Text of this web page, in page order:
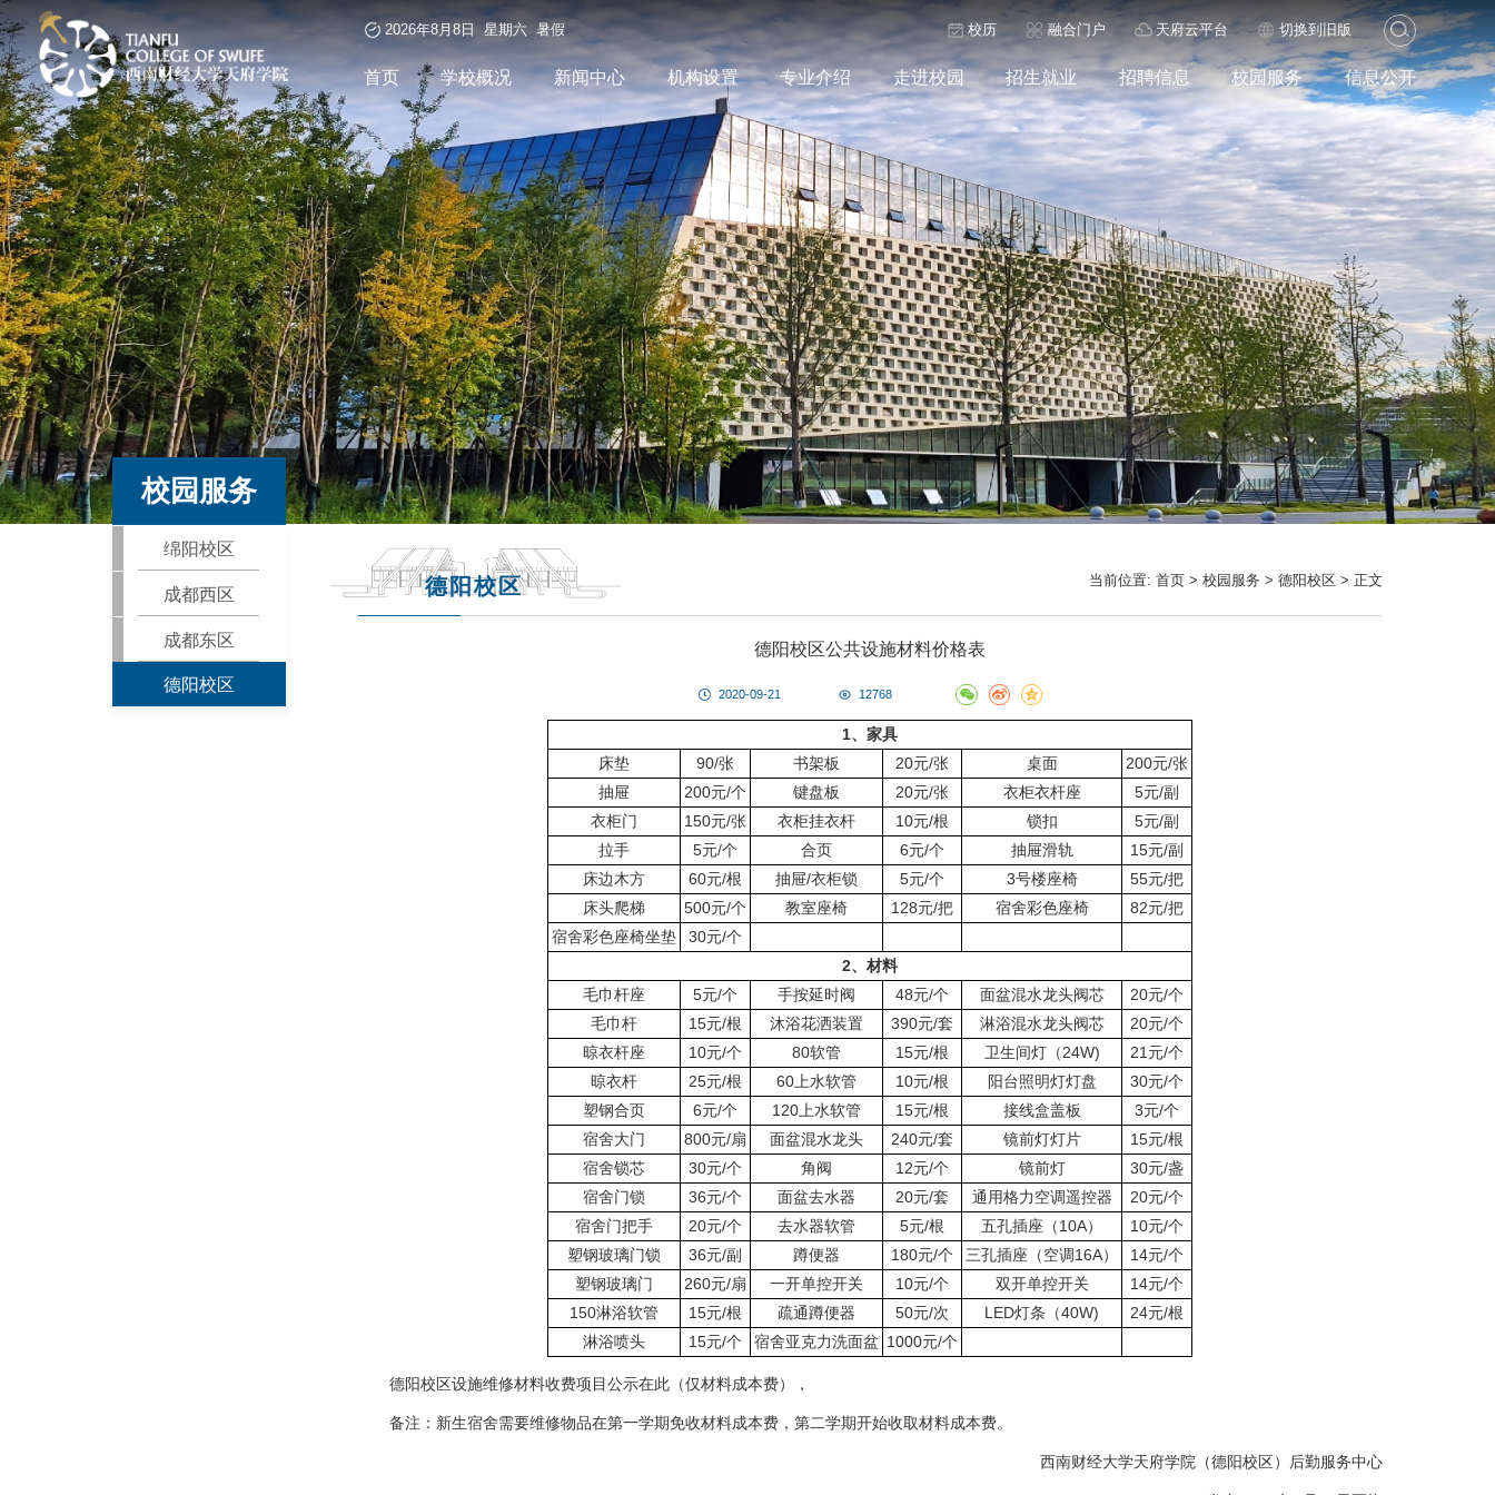
2026年8月8日 星期六 暑假 校历 融合门户 天府云平台 切换到旧版
首页 学校概况 新闻中心 机构设置 专业介绍 走进校园 招生就业 招聘信息 校园服务 信息公开
校园服务
绵阳校区
成都西区
成都东区
德阳校区
德阳校区 当前位置:首页 >校园服务 >德阳校区 > 正文
德阳校区公共设施材料价格表
2020-09-21 12768
1、家具
床垫
90/张 书架板 20元/张 桌面
200元/张
抽屉
200元/个 键盘板 20元/张 衣柜衣杆座
5元/副
衣柜门
150元/张 衣柜挂衣杆 10元/根 锁扣
5元/副
拉手
5元/个 合页 6元/个 抽屉滑轨
15元/副
床边木方
60元/根 抽屉/衣柜锁 5元/个 3号楼座椅
55元/把
床头爬梯
500元/个 教室座椅 128元/把 宿舍彩色座椅
82元/把
宿舍彩色座椅坐垫
30元/个
2、材料
毛巾杆座
5元/个 手按延时阀 48元/个 面盆混水龙头阀芯
20元/个
毛巾杆
15元/根 沐浴花洒装置 390元/套 淋浴混水龙头阀芯
20元/个
晾衣杆座
10元/个 80软管 15元/根 卫生间灯（24W)
21元/个
晾衣杆
25元/根 60上水软管 10元/根 阳台照明灯灯盘
30元/个
塑钢合页
6元/个 120上水软管 15元/根 接线盒盖板
3元/个
宿舍大门
800元/扇 面盆混水龙头 240元/套 镜前灯灯片
15元/根
宿舍锁芯
30元/个 角阀 12元/个 镜前灯
30元/盏
宿舍门锁
36元/个 面盆去水器 20元/套 通用格力空调遥控器
20元/个
宿舍门把手
20元/个 去水器软管 5元/根 五孔插座（10A）
10元/个
塑钢玻璃门锁
36元/副 蹲便器 180元/个 三孔插座（空调16A）
14元/个
塑钢玻璃门
260元/扇 一开单控开关 10元/个 双开单控开关
14元/个
150淋浴软管
15元/根 疏通蹲便器 50元/次 LED灯条（40W)
24元/根
淋浴喷头
15元/个 宿舍亚克力洗面盆 1000元/个
德阳校区设施维修材料收费项目公示在此（仅材料成本费），
备注：新生宿舍需要维修物品在第一学期免收材料成本费，第二学期开始收取材料成本费。
西南财经大学天府学院（德阳校区）后勤服务中心